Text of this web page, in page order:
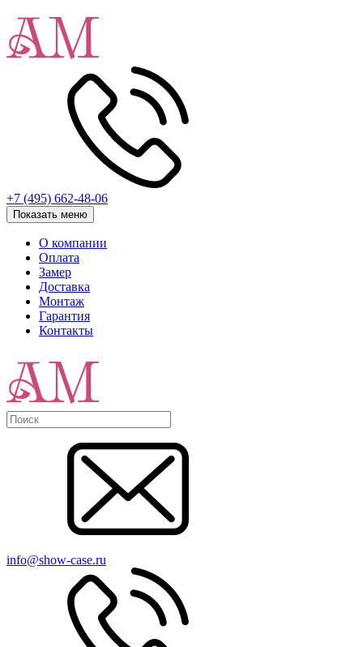
+7 (495) 662-48-06
Показать меню
О компании
Оплата
Замер
Доставка
Монтаж
Гарантия
Контакты
info@show-case.ru